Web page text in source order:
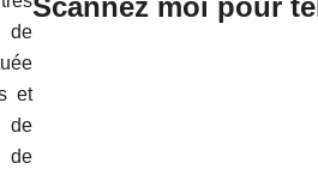
de
et
de
Scannez moi pour